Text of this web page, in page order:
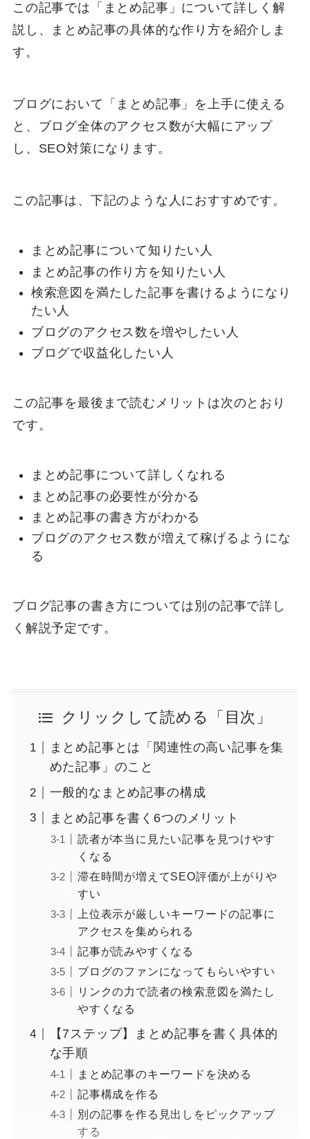
この記事では「まとめ記事」について詳しく解
説し、まとめ記事の具体的な作り方を紹介しま
す。
ブログにおいて「まとめ記事」を上手に使える
と、ブログ全体のアクセス数が大幅にアップ
し、SEO対策になります。
この記事は、下記のような人におすすめです。
まとめ記事について知りたい人
まとめ記事の作り方を知りたい人
検索意図を満たした記事を書けるようになり
たい人
ブログのアクセス数を増やしたい人
ブログで収益化したい人
この記事を最後まで読むメリットは次のとおり
です。
まとめ記事について詳しくなれる
まとめ記事の必要性が分かる
まとめ記事の書き方がわかる
ブログのアクセス数が増えて稼げるようにな
る
ブログ記事の書き方については別の記事で詳し
く解説予定です。
クリックして読める「目次」
まとめ記事とは「関連性の高い記事を集
めた記事」のこと
一般的なまとめ記事の構成
まとめ記事を書く6つのメリット
読者が本当に見たい記事を見つけやす
くなる
滞在時間が増えてSEO評価が上がりや
すい
上位表示が厳しいキーワードの記事に
アクセスを集められる
記事が読みやすくなる
ブログのファンになってもらいやすい
リンクの力で読者の検索意図を満たし
やすくなる
【7ステップ】まとめ記事を書く具体的
な手順
まとめ記事のキーワードを決める
記事構成を作る
別の記事を作る見出しをピックアップ
する